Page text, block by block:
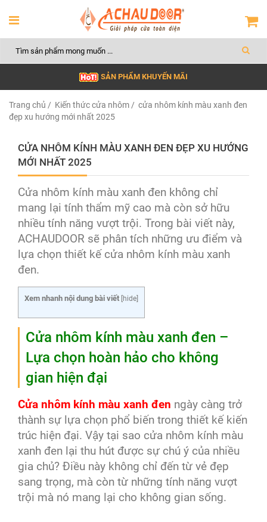
SẢN PHẨM KHUYẾN MÃI
Trang chủ / Kiến thức cửa nhôm / cửa nhôm kính màu xanh đen
đẹp xu hướng mới nhất 2025
CỬA NHÔM KÍNH MÀU XANH ĐEN ĐẸP XU HƯỚNG
MỚI NHẤT 2025
Cửa nhôm kính màu xanh đen không chỉ
mang lại tính thẩm mỹ cao mà còn sở hữu
nhiều tính năng vượt trội. Trong bài viết này,
ACHAUDOOR sẽ phân tích những ưu điểm và
lựa chọn thiết kế cửa nhôm kính màu xanh
đen.
Xem nhanh nội dung bài viết hide
Cửa nhôm kính màu xanh đen –
Lựa chọn hoàn hảo cho không
gian hiện đại
Cửa nhôm kính màu xanh đen ngày càng trở
thành sự lựa chọn phổ biến trong thiết kế kiến
trúc hiện đại. Vậy tại sao cửa nhôm kính màu
xanh đen lại thu hút được sự chú ý của nhiều
gia chủ? Điều này không chỉ đến từ vẻ đẹp
sang trọng, mà còn từ những tính năng vượt
trội mà nó mang lại cho không gian sống.